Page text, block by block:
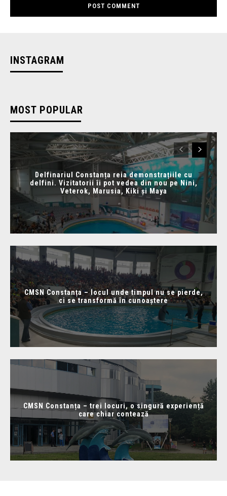
INSTAGRAM
MOST POPULAR
Delfinariul Constanța reia demonstrațiile cu
delfini. Vizitatorii îi pot vedea din nou pe Nini,
Veterok, Marusia, Kiki și Maya
CMSN Constanța – locul unde timpul nu se pierde,
ci se transformă în cunoaștere
CMSN Constanța – trei locuri, o singură experiență
care chiar contează